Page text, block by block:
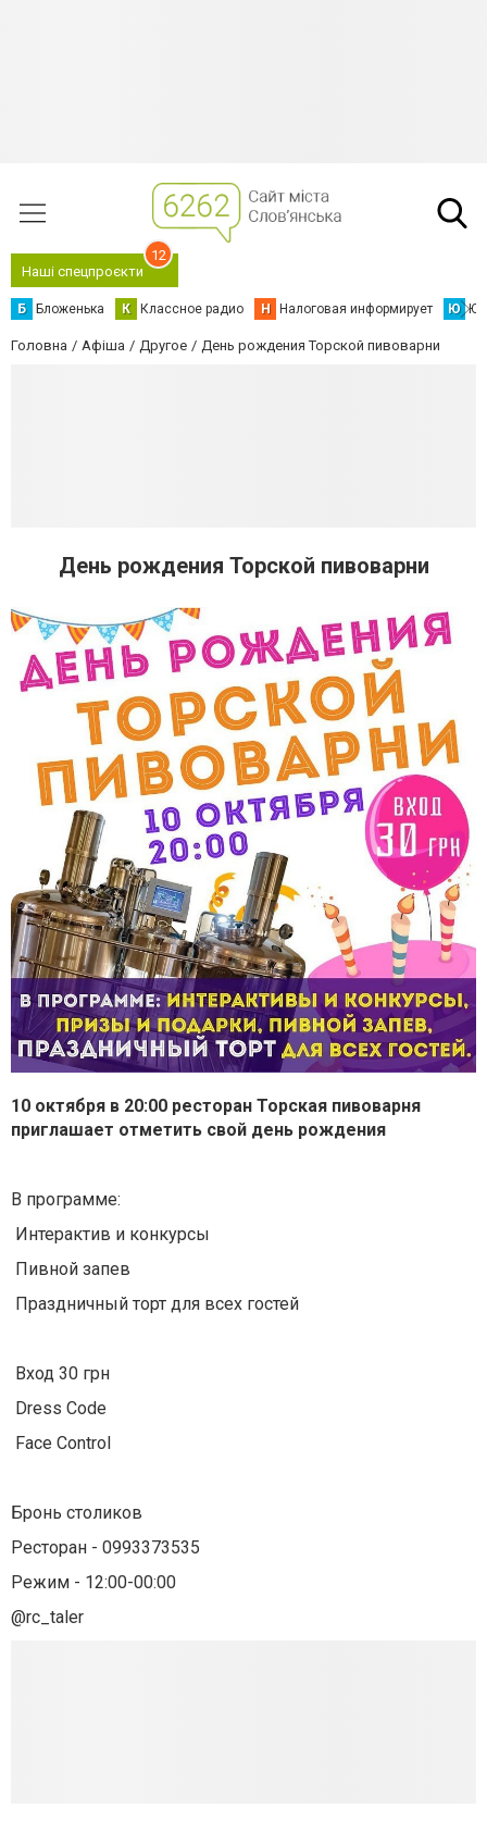
Наші спецпроєкти
12
Б Бложенька К Классное радио Н Налоговая информирует Ю
Головна Афіша Другое День рождения Торской пивоварни
День рождения Торской пивоварни
10 октября в 20:00 ресторан Торская пивоварня
приглашает отметить свой день рождения
В программе:
Интерактив и конкурсы
Пивной запев
Праздничный торт для всех гостей
Вход 30 грн
Dress Code
Face Control
Бронь столиков
Ресторан - 0993373535
Режим - 12:00-00:00
@rc_taler